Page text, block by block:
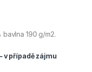
190 g/m2.
v případě zájmu